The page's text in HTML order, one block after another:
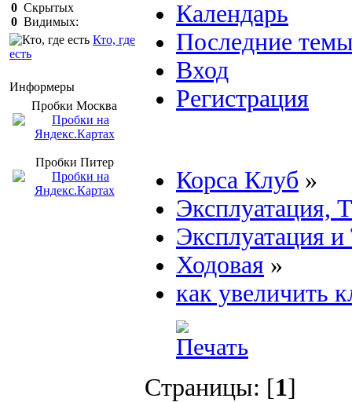
0 Скрытых
0 Видимых:
Кто, где
есть
Информеры
Пробки Mосква
Пробки Питер
Календарь
Последние
Вход
Регистрация
Корса Клуб »
Эксплуатация,
Эксплуатация
Ходовая »
как увеличить
Страницы: [1]